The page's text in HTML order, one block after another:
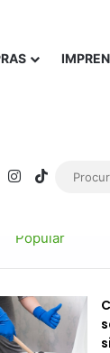
Instagram
TikTok
Popular